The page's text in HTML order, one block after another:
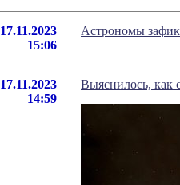
17.11.2023
15:06
Астрономы
17.11.2023
14:59
Выяснилось, как